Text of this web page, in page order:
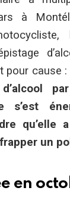
à
pour cause :
s’est
qu’elle
un
en